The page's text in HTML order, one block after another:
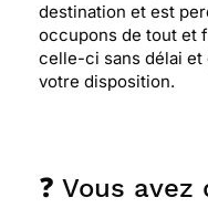
destination et est
occupons de tout et
celle-ci sans délai et
votre disposition.
❓ Vous